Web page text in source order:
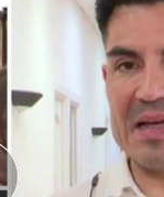
los
y
ha
Íñigo Errejón